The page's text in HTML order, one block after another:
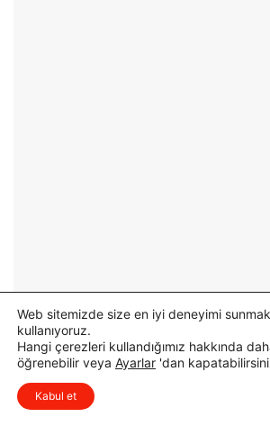
Öne Çıkanlar
Web sitemizde size en iyi deneyimi
kullanıyoruz.
Hangi çerezleri kullandığımız hakkında
öğrenebilir veya Ayarlar 'dan
Kabul et
Düşüncelerinizi çok isterim, lütfen